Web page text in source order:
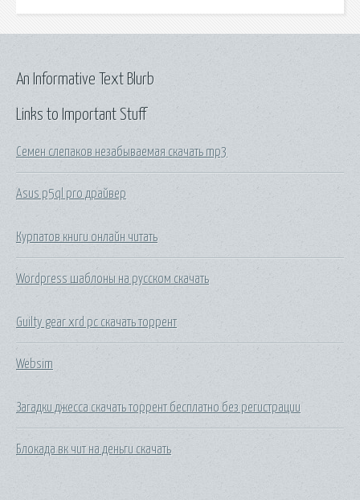
Links to Important Stuff
Семен слепаков незабываемая скачать mp3
Asus p5ql pro драйвер
Курпатов книги онлайн читать
Wordpress шаблоны на русском скачать
Guilty gear xrd pc скачать торрент
Websim
Загадки джесса скачать торрент бесплатно без регистрации
Блокада вк чит на деньги скачать
An Informative Text Blurb